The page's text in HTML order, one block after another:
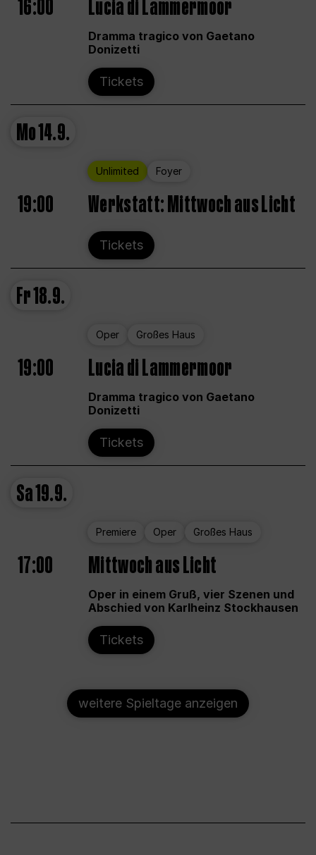
16:00 Lucia di Lammermoor
Dramma tragico von Gaetano
Donizetti
Tickets
Mo14.9.
Unlimited Foyer
19:00 Werkstatt: Mittwoch aus Licht
Tickets
Fr18.9.
Oper Großes Haus
19:00 Lucia di Lammermoor
Dramma tragico von Gaetano
Donizetti
Tickets
Sa19.9.
Premiere Oper Großes Haus
17:00 Mittwoch aus Licht
Oper in einem Gruß, vier Szenen und
Abschied von Karlheinz Stockhausen
Tickets
weitere Spieltage anzeigen